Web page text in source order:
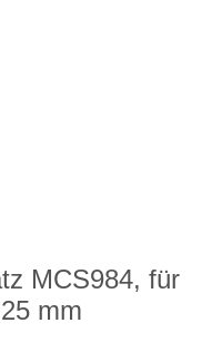
MCS984, für
mm